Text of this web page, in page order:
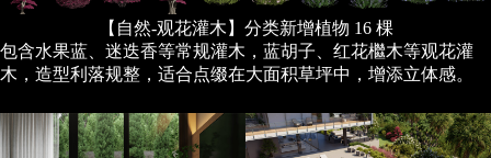
【自然-观花灌木】分类新增植物 16 棵
包含水果蓝、迷迭香等常规灌木，蓝胡子、红花檵木等观花灌
木，造型利落规整，适合点缀在大面积草坪中，增添立体感。